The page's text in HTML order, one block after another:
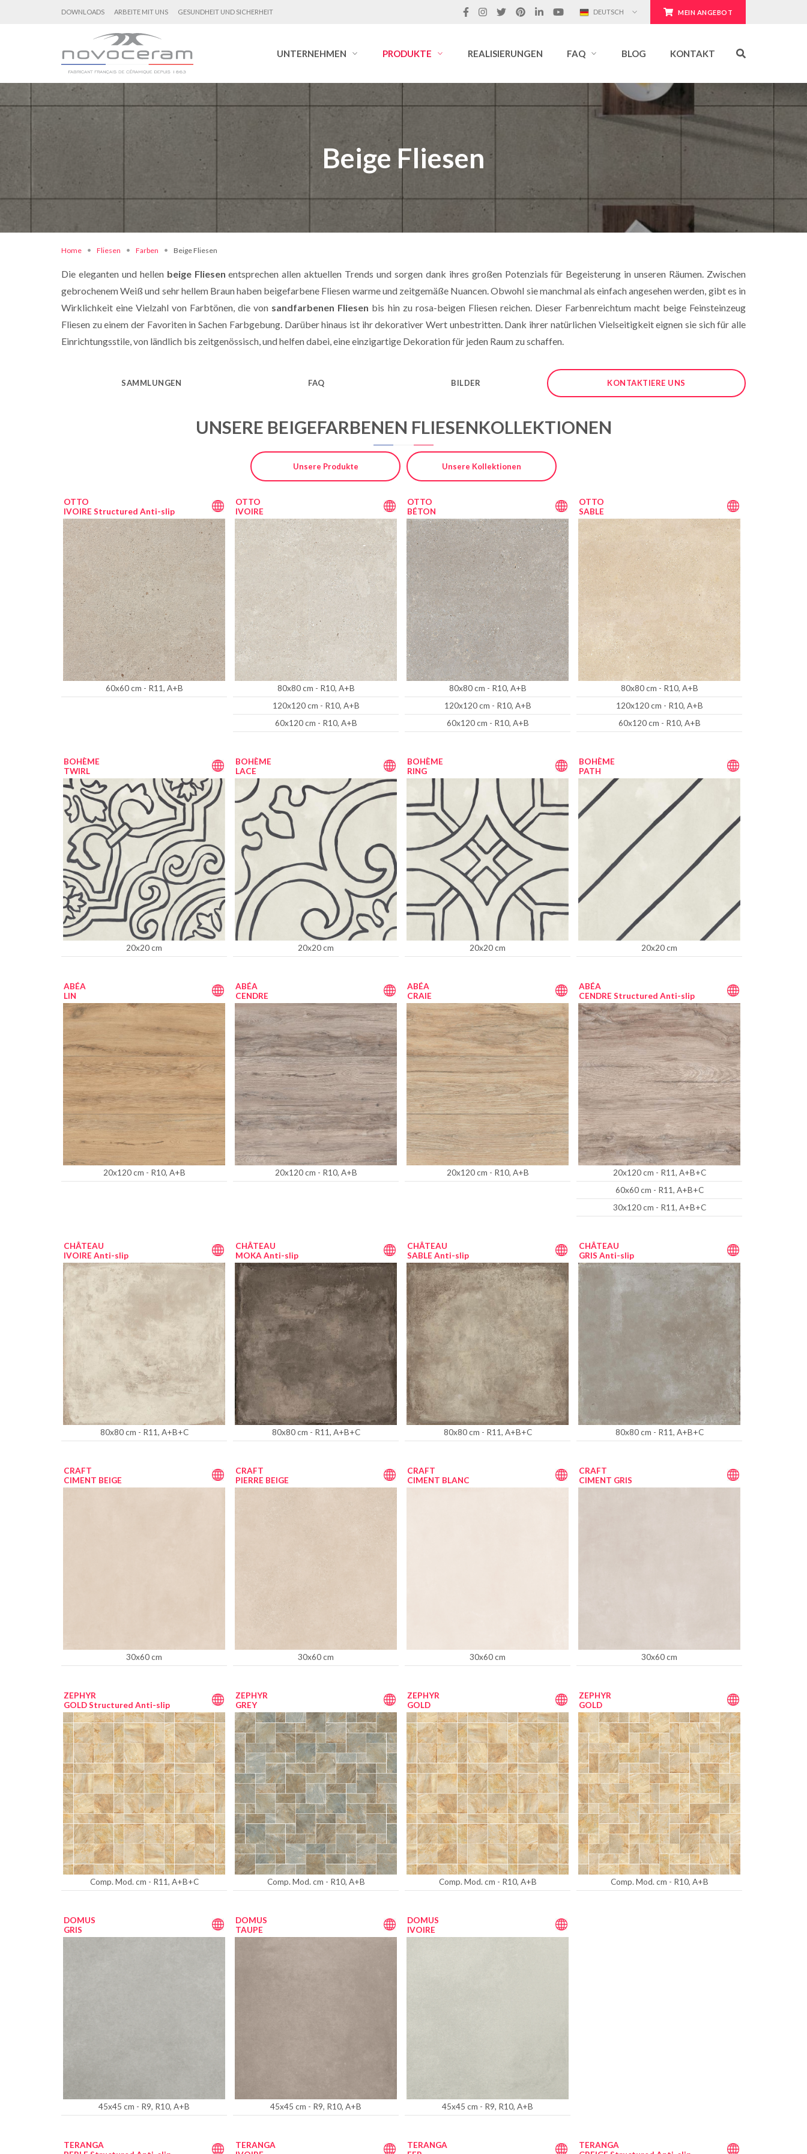
DOWNLOADS ARBEITE MIT UNS GESUNDHEIT UND SICHERHEIT DEUTSCH MEIN ANGEBOT
UNTERNEHMEN PRODUKTE REALISIERUNGEN FAQ BLOG KONTAKT
Beige Fliesen
Home Fliesen Farben Beige Fliesen
Die eleganten und hellen beige Fliesen entsprechen allen aktuellen Trends und sorgen dank ihres großen Potenzials für Begeisterung in unseren Räumen. Zwischen
gebrochenem Weiß und sehr hellem Braun haben beigefarbene Fliesen warme und zeitgemäße Nuancen. Obwohl sie manchmal als einfach angesehen werden, gibt es in
Wirklichkeit eine Vielzahl von Farbtönen, die von sandfarbenen Fliesen bis hin zu rosa-beigen Fliesen reichen. Dieser Farbenreichtum macht beige Feinsteinzeug
Fliesen zu einem der Favoriten in Sachen Farbgebung. Darüber hinaus ist ihr dekorativer Wert unbestritten. Dank ihrer natürlichen Vielseitigkeit eignen sie sich für alle
Einrichtungsstile, von ländlich bis zeitgenössisch, und helfen dabei, eine einzigartige Dekoration für jeden Raum zu schaffen.
SAMMLUNGEN FAQ BILDER KONTAKTIERE UNS
UNSERE BEIGEFARBENEN FLIESENKOLLEKTIONEN
Unsere Produkte Unsere Kollektionen
OTTO
IVOIRE Structured Anti-slip
60x60 cm - R11, A+B
OTTO
IVOIRE
80x80 cm - R10, A+B
120x120 cm - R10, A+B
60x120 cm - R10, A+B
OTTO
BÉTON
80x80 cm - R10, A+B
120x120 cm - R10, A+B
60x120 cm - R10, A+B
OTTO
SABLE
80x80 cm - R10, A+B
120x120 cm - R10, A+B
60x120 cm - R10, A+B
BOHÈME
TWIRL
20x20 cm
BOHÈME
LACE
20x20 cm
BOHÈME
RING
20x20 cm
BOHÈME
PATH
20x20 cm
ABÉA
LIN
20x120 cm - R10, A+B
ABÉA
CENDRE
20x120 cm - R10, A+B
ABÉA
CRAIE
20x120 cm - R10, A+B
ABÉA
CENDRE Structured Anti-slip
20x120 cm - R11, A+B+C
60x60 cm - R11, A+B+C
30x120 cm - R11, A+B+C
CHÂTEAU
IVOIRE Anti-slip
80x80 cm - R11, A+B+C
CHÂTEAU
MOKA Anti-slip
80x80 cm - R11, A+B+C
CHÂTEAU
SABLE Anti-slip
80x80 cm - R11, A+B+C
CHÂTEAU
GRIS Anti-slip
80x80 cm - R11, A+B+C
CRAFT
CIMENT BEIGE
30x60 cm
CRAFT
PIERRE BEIGE
30x60 cm
CRAFT
CIMENT BLANC
30x60 cm
CRAFT
CIMENT GRIS
30x60 cm
ZEPHYR
GOLD Structured Anti-slip
Comp. Mod. cm - R11, A+B+C
ZEPHYR
GREY
Comp. Mod. cm - R10, A+B
ZEPHYR
GOLD
Comp. Mod. cm - R10, A+B
ZEPHYR
GOLD
Comp. Mod. cm - R10, A+B
DOMUS
GRIS
45x45 cm - R9, R10, A+B
DOMUS
TAUPE
45x45 cm - R9, R10, A+B
DOMUS
IVOIRE
45x45 cm - R9, R10, A+B
TERANGA
TERANGA
TERANGA
TERANGA